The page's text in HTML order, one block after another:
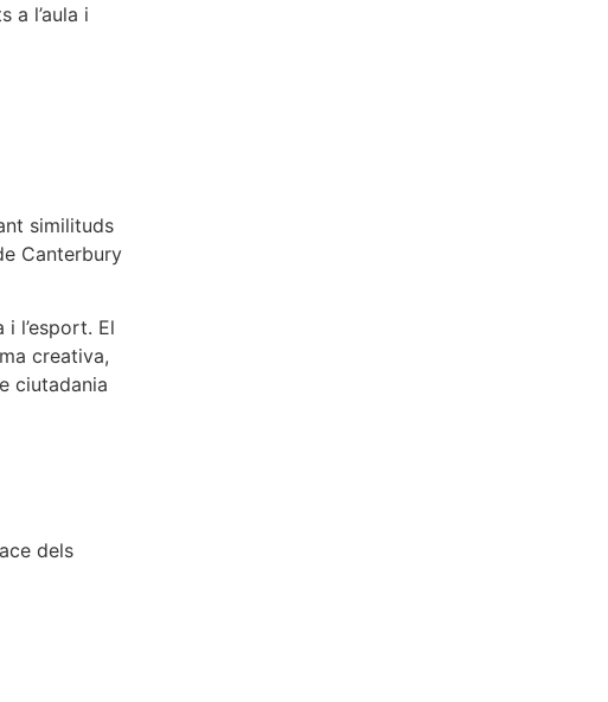
a l’aula i
similituds
Canterbury
l’esport. El
creativa,
ciutadania
dels